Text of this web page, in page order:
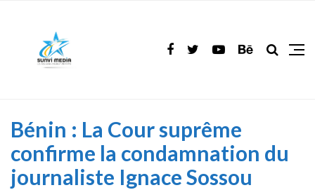
Bénin : La Cour suprême
confirme la condamnation du
journaliste Ignace Sossou